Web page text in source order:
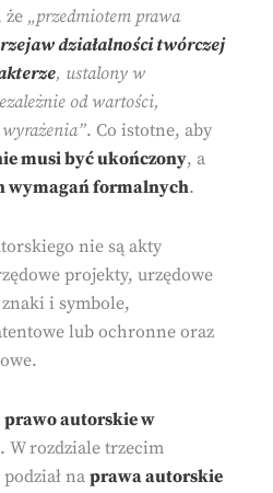
że „przedmiotem prawa
działalności twórczej
, ustalony w
od wartości,
. Co istotne, aby
musi być ukończony, a
wymagań formalnych.
nie są akty
projekty, urzędowe
i symbole,
lub ochronne oraz
prawo autorskie w
W rozdziale trzecim
na prawa autorskie